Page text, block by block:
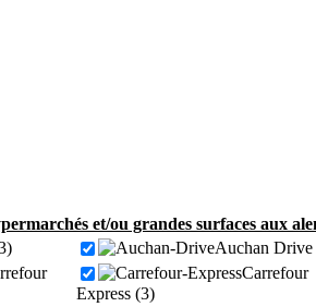
et/ou grandes surfaces aux
Auchan Drive
Carrefour
Express (3)